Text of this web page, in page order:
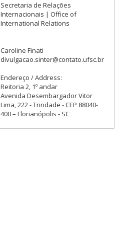
Secretaria de Relações
Internacionais | Office of
International Relations
Caroline Finati
divulgacao.sinter@contato.ufsc.br
Endereço / Address:
Reitoria 2, 1º andar
Avenida Desembargador Vitor
Lima, 222 - Trindade - CEP 88040-
400 – Florianópolis - SC